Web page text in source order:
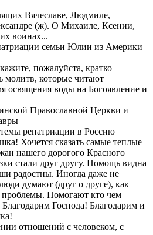
Вячеславе, Людмиле,
(ж). О Михаиле, Ксении,
воинах...
семьи Юлии из Америки
пожалуйста, кратко
молитв, которые читают
освящения воды на Богоявление и
Православной Церкви и
репатриации в Россию
Хочется сказать самые теплые
нашего дорогого Красного
стали друг другу. Помощь видна
радостны. Иногда даже не
думают (друг о друге), как
Помогают кто чем
Господа! Благодарим и
отношений с человеком, с